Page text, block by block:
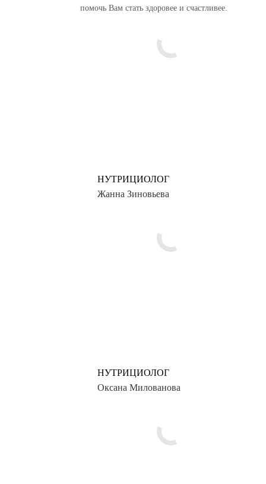
помочь Вам стать здоровее и счастливее.
НУТРИЦИОЛОГ
Жанна Зиновьева
НУТРИЦИОЛОГ
Оксана Милованова